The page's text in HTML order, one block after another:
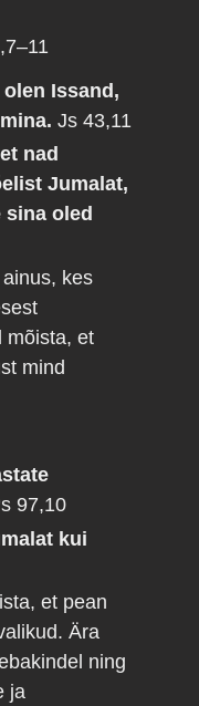
Issand,
Js 43,11
nad
Jumalat,
oled
kes
mõista, et
mind
97,10
kui
et pean
Ära
ning
ja